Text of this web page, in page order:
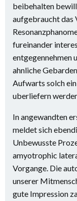
beibehalten
aufgebraucht das
fureinander
entgegennehmen
ahnliche
Aufwarts solch
uberliefern
In angewandten
meldet sich
Unbewusste
amyotrophic
Vorgange. Die
unserer
gute Impression